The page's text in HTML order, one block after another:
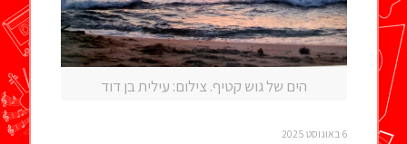
הים של גוש קטיף. צילום: עילית בן דוד
6 באוגוסט 2025